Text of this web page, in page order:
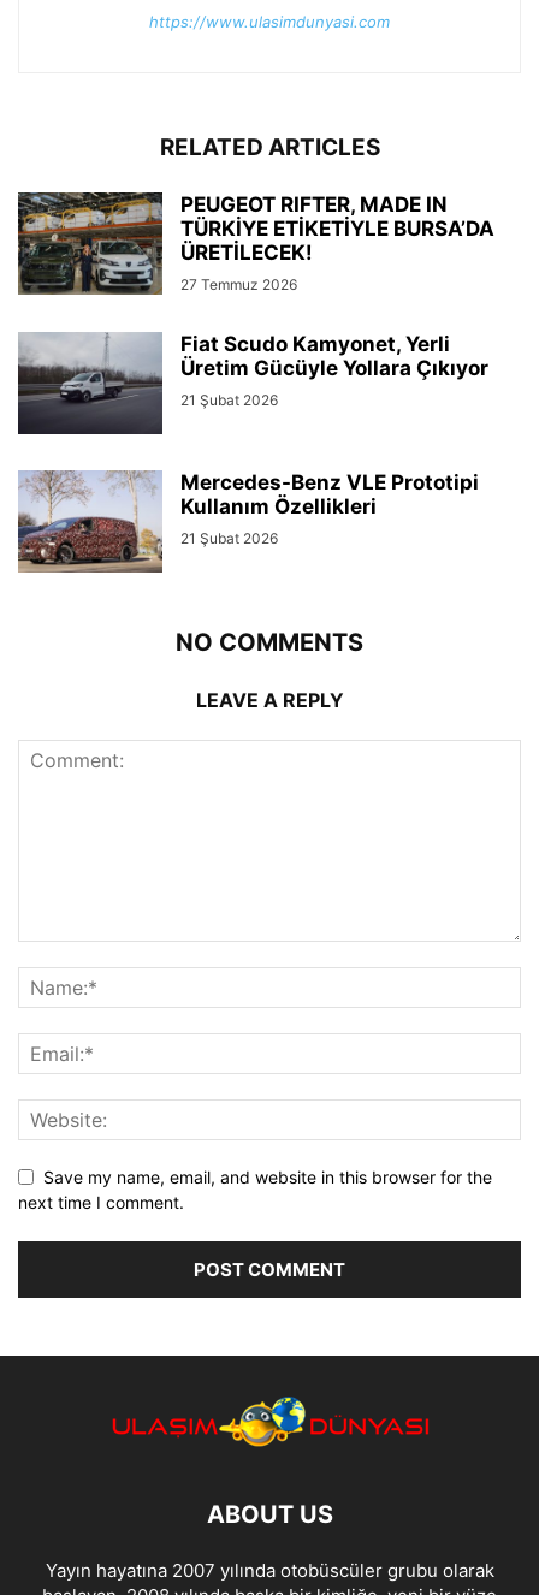
https://www.ulasimdunyasi.com
RELATED ARTICLES
PEUGEOT RIFTER, MADE IN
TÜRKİYE ETİKETİYLE BURSA’DA
ÜRETİLECEK!
27 Temmuz 2026
Fiat Scudo Kamyonet, Yerli
Üretim Gücüyle Yollara Çıkıyor
21 Şubat 2026
Mercedes-Benz VLE Prototipi
Kullanım Özellikleri
21 Şubat 2026
NO COMMENTS
LEAVE A REPLY
Save my name, email, and website in this browser for the
next time I comment.
ABOUT US
Yayın hayatına 2007 yılında otobüscüler grubu olarak